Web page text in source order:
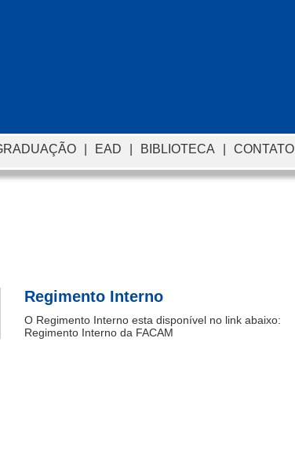
| EAD | BIBLIOTECA | CONTATO
Regimento Interno
O Regimento Interno esta disponível no link abaixo:
Regimento Interno da FACAM